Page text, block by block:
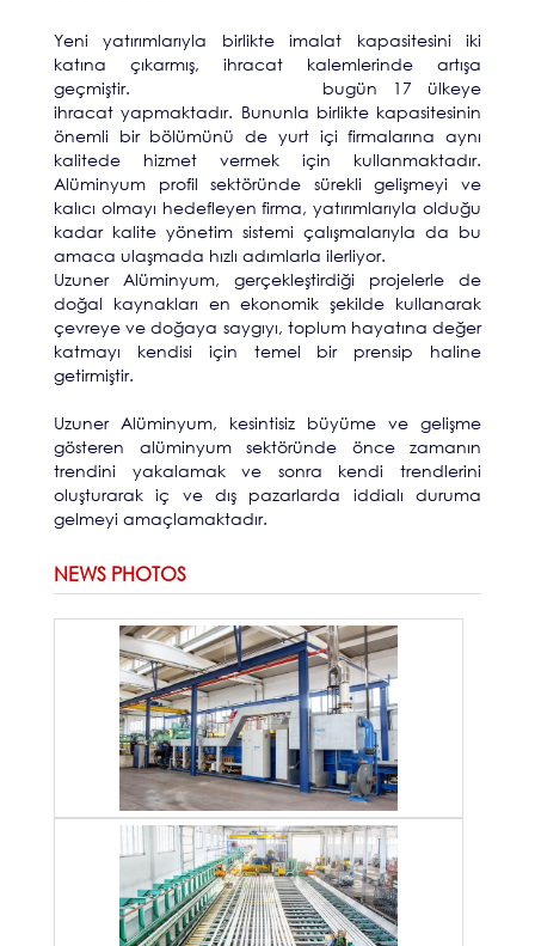
Yeni yatırımlarıyla birlikte imalat kapasitesini iki
katına çıkarmış, ihracat kalemlerinde artışa
geçmiştir.
bugün 17 ülkeye
ihracat yapmaktadır. Bununla birlikte kapasitesinin
önemli bir bölümünü de yurt içi firmalarına aynı
kalitede hizmet vermek için kullanmaktadır.
Alüminyum profil sektöründe sürekli gelişmeyi ve
kalıcı olmayı hedefleyen firma, yatırımlarıyla olduğu
kadar kalite yönetim sistemi çalışmalarıyla da bu
amaca ulaşmada hızlı adımlarla ilerliyor.
Uzuner Alüminyum, gerçekleştirdiği projelerle de
doğal kaynakları en ekonomik şekilde kullanarak
çevreye ve doğaya saygıyı, toplum hayatına değer
katmayı kendisi için temel bir prensip haline
getirmiştir.
Uzuner Alüminyum, kesintisiz büyüme ve gelişme
gösteren alüminyum sektöründe önce zamanın
trendini yakalamak ve sonra kendi trendlerini
oluşturarak iç ve dış pazarlarda iddialı duruma
gelmeyi amaçlamaktadır.
NEWS PHOTOS